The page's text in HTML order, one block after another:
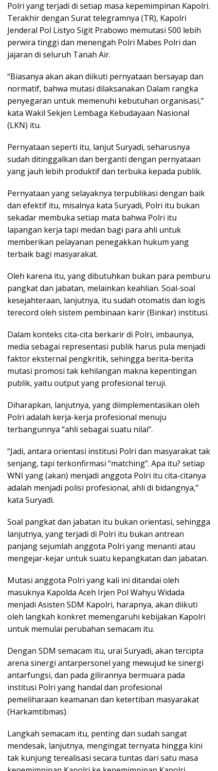
Polri yang terjadi di setiap masa kepemimpinan Kapolri.
Terakhir dengan Surat telegramnya (TR), Kapolri
Jenderal Pol Listyo Sigit Prabowo memutasi 500 lebih
perwira tinggi dan menengah Polri Mabes Polri dan
jajaran di seluruh Tanah Air.
“Biasanya akan akan diikuti pernyataan bersayap dan
normatif, bahwa mutasi dilaksanakan Dalam rangka
penyegaran untuk memenuhi kebutuhan organisasi,”
kata Wakil Sekjen Lembaga Kebudayaan Nasional
(LKN) itu.
Pernyataan seperti itu, lanjut Suryadi, seharusnya
sudah ditinggalkan dan berganti dengan pernyataan
yang jauh lebih produktif dan terbuka kepada publik.
Pernyataan yang selayaknya terpublikasi dengan baik
dan efektif itu, misalnya kata Suryadi, Polri itu bukan
sekadar membuka setiap mata bahwa Polri itu
lapangan kerja tapi medan bagi para ahli untuk
memberikan pelayanan penegakkan hukum yang
terbaik bagi masyarakat.
Oleh karena itu, yang dibutuhkan bukan para pemburu
pangkat dan jabatan, melainkan keahlian. Soal-soal
kesejahteraan, lanjutnya, itu sudah otomatis dan logis
terecord oleh sistem pembinaan karir (Binkar) institusi.
Dalam konteks cita-cita berkarir di Polri, imbaunya,
media sebagai representasi publik harus pula menjadi
faktor eksternal pengkritik, sehingga berita-berita
mutasi promosi tak kehilangan makna kepentingan
publik, yaitu output yang profesional teruji.
Diharapkan, lanjutnya, yang diimplementasikan oleh
Polri adalah kerja-kerja profesional menuju
terbangunnya “ahli sebagai suatu nilai”.
“Jadi, antara orientasi institusi Polri dan masyarakat tak
senjang, tapi terkonfirmasi “matching”. Apa itu? setiap
WNI yang (akan) menjadi anggota Polri itu cita-citanya
adalah menjadi polisi profesional, ahli di bidangnya,”
kata Suryadi.
Soal pangkat dan jabatan itu bukan orientasi, sehingga
lanjutnya, yang terjadi di Polri itu bukan antrean
panjang sejumlah anggota Polri yang menanti atau
mengejar-kejar untuk suatu kepangkatan dan jabatan.
Mutasi anggota Polri yang kali ini ditandai oleh
masuknya Kapolda Aceh Irjen Pol Wahyu Widada
menjadi Asisten SDM Kapolri, harapnya, akan diikuti
oleh langkah konkret memengaruhi kebijakan Kapolri
untuk memulai perubahan semacam itu.
Dengan SDM semacam itu, urai Suryadi, akan tercipta
arena sinergi antarpersonel yang mewujud ke sinergi
antarfungsi, dan pada gilirannya bermuara pada
institusi Polri yang handal dan profesional
pemeliharaan keamanan dan ketertiban masyarakat
(Harkamtibmas).
Langkah semacam itu, penting dan sudah sangat
mendesak, lanjutnya, mengingat ternyata hingga kini
tak kunjung terealisasi secara tuntas dari satu masa